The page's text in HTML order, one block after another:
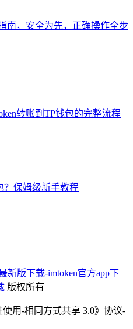
南，安全为先，正确操作全步
转账到TP钱包的完整流程
？保姆级新手教程
新版下载-imtoken官方app下
版权所有
用-相同方式共享 3.0》协议-